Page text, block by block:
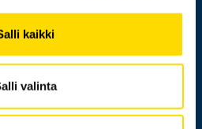
kaikki
valinta